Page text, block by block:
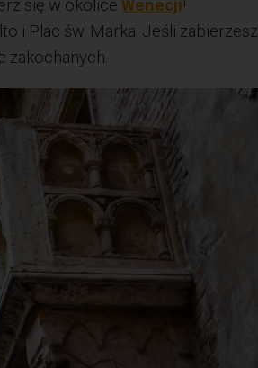
się w okoliceWenecji!
i Plac św. Marka. Jeśli zabierzesz
zakochanych.